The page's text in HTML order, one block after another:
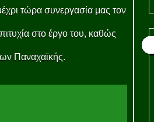
τώρα συνεργασία μας τον
στο έργο του, καθώς
Παναχαϊκής.